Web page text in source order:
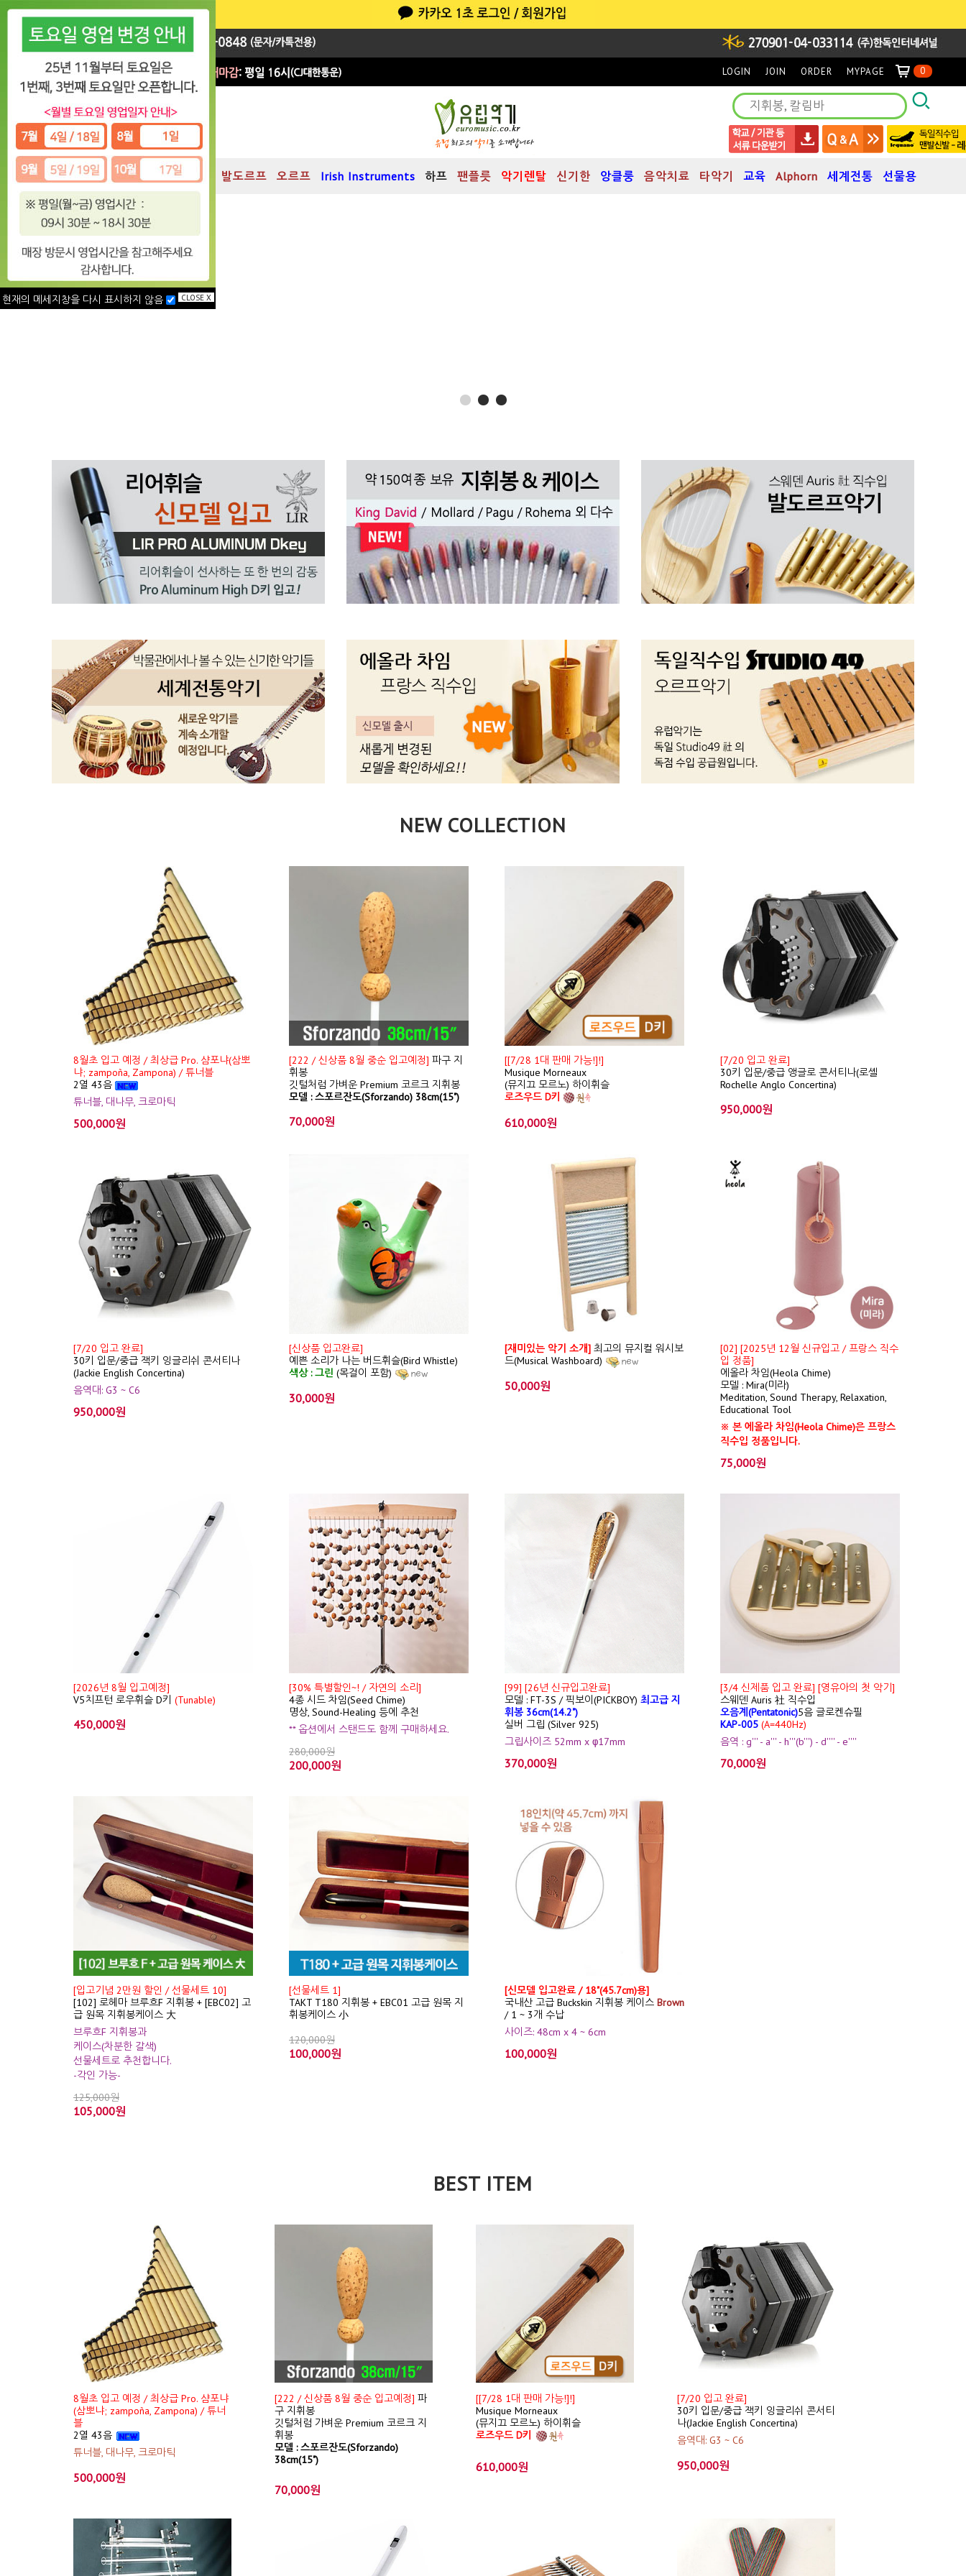
LOGIN JOIN ORDER MYPAGE 0
지휘봉 대박 Sale 차임 발도르프 오르프 Irish Instruments 하프 팬플릇 악기렌탈 신기한 앙클룽 음악치료 타악기 교육 Alphorn 세계전통 선물용
NEW COLLECTION
8월초 입고 예정 / 최상급 Pro. 샴포냐(삼뽀
냐; zampoña, Zampona) / 튜너블
2열 43음
튜너블, 대나무, 크로마틱
500,000원
[222 / 신상품 8월 중순 입고예정] 파구 지
휘봉
깃털처럼 가벼운 Premium 코르크 지휘봉
모델 : 스포르잔도(Sforzando) 38cm(15")
70,000원
[[7/28 1대 판매 가능!]!]
Musique Morneaux
(뮤지끄 모르노) 하이휘슬
로즈우드 D키
610,000원
[7/20 입고 완료]
30키 입문/중급 앵글로 콘서티나(로셸
Rochelle Anglo Concertina)
950,000원
[7/20 입고 완료]
30키 입문/중급 잭키 잉글리쉬 콘서티나
(Jackie English Concertina)
음역대: G3 ~ C6
950,000원
[신상품 입고완료]
예쁜 소리가 나는 버드휘슬(Bird Whistle)
색상 : 그린 (목걸이 포함)
30,000원
[재미있는 악기 소개] 최고의 뮤지컬 워시보
드(Musical Washboard)
50,000원
[02] [2025년 12월 신규입고 / 프랑스 직수
입 정품]
에올라 차임(Heola Chime)
모델 : Mira(미라)
Meditation, Sound Therapy, Relaxation,
Educational Tool
※ 본 에올라 차임(Heola Chime)은 프랑스
직수입 정품입니다.
75,000원
[2026년 8월 입고예정]
V5치프턴 로우휘슬 D키 (Tunable)
450,000원
[30% 특별할인~! / 자연의 소리]
4종 시드 차임(Seed Chime)
명상, Sound-Healing 등에 추천
** 옵션에서 스탠드도 함께 구매하세요.
280,000원
200,000원
[99] [26년 신규입고완료]
모델 : FT-3S / 픽보이(PICKBOY) 최고급 지
휘봉 36cm(14.2")
실버 그립 (Silver 925)
그립사이즈 52mm x φ17mm
370,000원
[3/4 신제품 입고 완료] [영유아의 첫 악기]
스웨덴 Auris 社 직수입
오음계(Pentatonic)5음 글로켄슈필
KAP-005 (A=440Hz)
음역 : g''' - a''' - h'''(b''') - d'''' - e''''
70,000원
[입고기념 2만원 할인 / 선물세트 10]
[102] 로헤마 브루흐F 지휘봉 + [EBC02] 고
급 원목 지휘봉케이스 大
브루흐F 지휘봉과
케이스(차분한 갈색)
선물세트로 추천합니다.
-각인 가능-
125,000원
105,000원
[선물세트 1]
TAKT T180 지휘봉 + EBC01 고급 원목 지
휘봉케이스 小
120,000원
100,000원
[신모델 입고완료 / 18"(45.7cm)용]
국내산 고급 Buckskin 지휘봉 케이스 Brown
/ 1 ~ 3개 수납
사이즈: 48cm x 4 ~ 6cm
100,000원
BEST ITEM
8월초 입고 예정 / 최상급 Pro. 샴포냐
(삼뽀냐; zampoña, Zampona) / 튜너
블
2열 43음
튜너블, 대나무, 크로마틱
500,000원
[222 / 신상품 8월 중순 입고예정] 파
구 지휘봉
깃털처럼 가벼운 Premium 코르크 지
휘봉
모델 : 스포르잔도(Sforzando)
38cm(15")
70,000원
[[7/28 1대 판매 가능!]!]
Musique Morneaux
(뮤지끄 모르노) 하이휘슬
로즈우드 D키
610,000원
[7/20 입고 완료]
30키 입문/중급 잭키 잉글리쉬 콘서티
나(Jackie English Concertina)
음역대: G3 ~ C6
950,000원
현재의 메세지창을 다시 표시하지 않음 CLOSE X